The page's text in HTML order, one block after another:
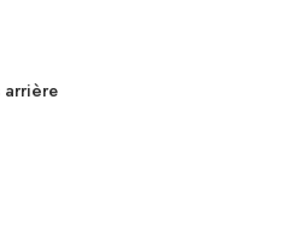
arrière